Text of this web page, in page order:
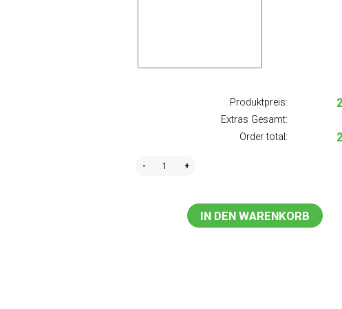
Produktpreis:
Extras Gesamt:
Order total:
Quantity
IN DEN WARENKORB